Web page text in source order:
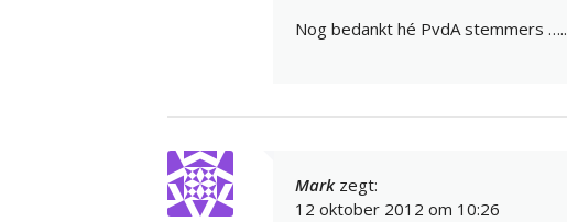
Nog bedankt hé PvdA stemmers …..
Mark zegt:
12 oktober 2012 om 10:26